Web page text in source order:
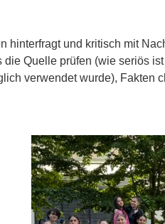
hinterfragt und kritisch mit
die Quelle prüfen (wie seriös
verwendet wurde),